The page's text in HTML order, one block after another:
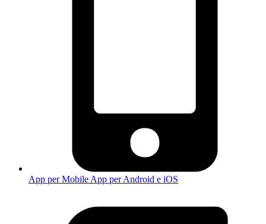
App per Mobile App per Android e iOS